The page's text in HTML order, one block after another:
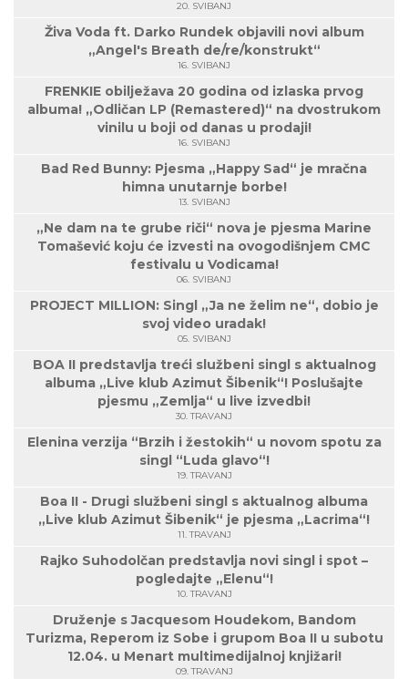
20. SVIBANJ
Živa Voda ft. Darko Rundek objavili novi album
„Angel's Breath de/re/konstrukt“
16. SVIBANJ
FRENKIE obilježava 20 godina od izlaska prvog
albuma! „Odličan LP (Remastered)“ na dvostrukom
vinilu u boji od danas u prodaji!
16. SVIBANJ
Bad Red Bunny: Pjesma „Happy Sad“ je mračna
himna unutarnje borbe!
13. SVIBANJ
„Ne dam na te grube riči“ nova je pjesma Marine
Tomašević koju će izvesti na ovogodišnjem CMC
festivalu u Vodicama!
06. SVIBANJ
PROJECT MILLION: Singl „Ja ne želim ne“, dobio je
svoj video uradak!
05. SVIBANJ
BOA II predstavlja treći službeni singl s aktualnog
albuma „Live klub Azimut Šibenik“! Poslušajte
pjesmu „Zemlja“ u live izvedbi!
30. TRAVANJ
Elenina verzija “Brzih i žestokih“ u novom spotu za
singl “Luda glavo“!
19. TRAVANJ
Boa II - Drugi službeni singl s aktualnog albuma
„Live klub Azimut Šibenik“ je pjesma „Lacrima“!
11. TRAVANJ
Rajko Suhodolčan predstavlja novi singl i spot –
pogledajte „Elenu“!
10. TRAVANJ
Druženje s Jacquesom Houdekom, Bandom
Turizma, Reperom iz Sobe i grupom Boa II u subotu
12.04. u Menart multimedijalnoj knjižari!
09. TRAVANJ